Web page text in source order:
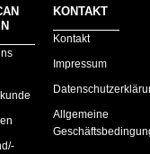
KONTAKT
Kontakt
Impressum
Allgemeine